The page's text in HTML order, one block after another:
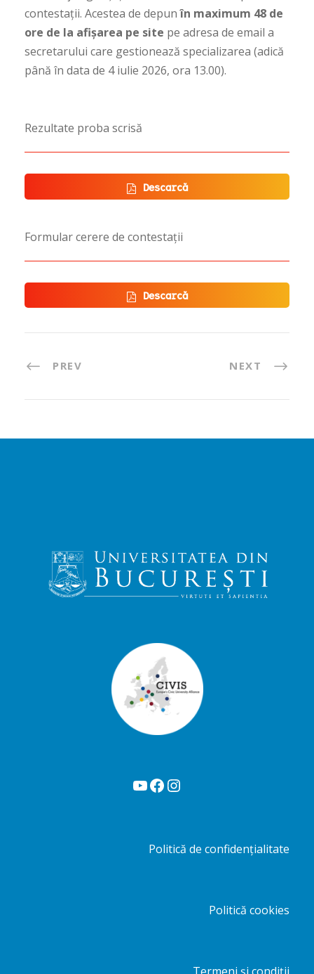
contestații. Acestea de depunîn maximum 48 de
ore de la afișarea pe site pe adresa de email a
secretarului care gestionează specializarea (adică
până în data de 4 iulie 2026, ora 13.00).
Rezultate proba scrisă
Descarcă
Formular cerere de contestații
Descarcă
PREV NEXT
YouTube Facebook Instagram
Politică de confidențialitate
Politică cookies
Termeni și condiții